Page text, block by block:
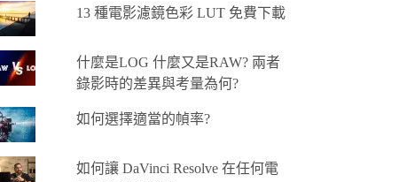
13 種電影濾鏡色彩 LUT 免費下載
什麼是LOG 什麼又是RAW? 兩者
錄影時的差異與考量為何?
如何選擇適當的幀率?
如何讓 DaVinci Resolve 在任何電